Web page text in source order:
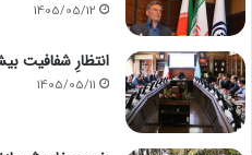
1405/05/12
انتظارِ شفافیت
1405/05/11